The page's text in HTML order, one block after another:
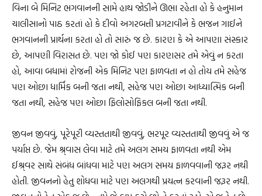
વિના બે મિનિટ ભગવાનની સામે હાથ જોડીને ઊભા રહેતા હો કે હનુમાન
ચાલીસાનો પાઠ કરતાં હો કે દીવો અગરબત્તી પ્રગટાવીને કે ભજન ગાઈને
ભગવાનની પ્રાર્થના કરતા હો તો સારું જ છે. કારણ કે એ આપણા સંસ્કાર
છે, આપણી વિરાસત છે. પણ જો કોઈ પણ કારણસર તમે એવું ન કરતા
હો, આવા બધામાં રોજની એક મિનિટ પણ ફાળવતા ન હો તોય તમે સહેજ
પણ ઓછા ધાર્મિક બની જતા નથી, સહેજ પણ ઓછા આધ્યાત્મિક બની
જતા નથી, સહેજ પણ ઓછા ફિલોસોફિકલ બની જતા નથી.
જીવન જીવવું, પૂરેપૂરી વ્યસ્તતાથી જીવવું, ભરપૂર વ્યસ્તતાથી જીવવું એ જ
પર્યાપ્ત છે. જેમ શ્ર્વાસ લેવા માટે તમે અલગ સમય ફાળવતા નથી એમ
ઈશ્ર્વર સાથે સંબંધ બાંધવા માટે પણ અલગ સમય ફાળવવાની જરૂર નથી
હોતી. જીવનનો હેતુ શોધવા માટે પણ અલગથી પ્રયત્ન કરવાની જરૂર નથી.